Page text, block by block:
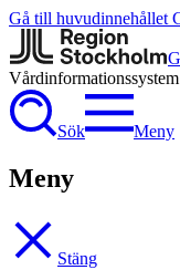
Gå till huvudinnehållet
Vårdinformationssystem
Sök Meny
Meny
Stäng